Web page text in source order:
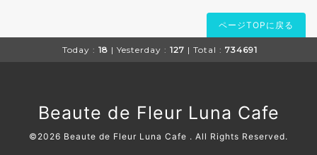
ページTOPに戻る
Today : 18 | Yesterday : 127 | Total : 734691
Beaute de Fleur Luna Cafe
©2026 Beaute de Fleur Luna Cafe . All Rights Reserved.